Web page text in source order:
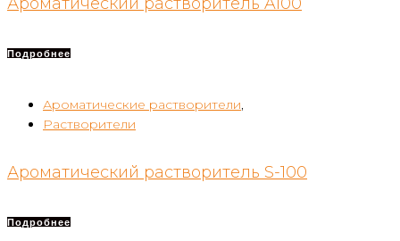
Подробнее
Ароматические растворители,
Растворители
Ароматический растворитель S-100
Подробнее